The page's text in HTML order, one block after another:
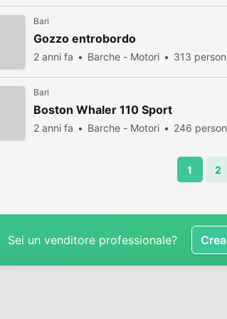
Bari
Gozzo entrobordo
2 anni fa Barche - Motori 313
Bari
Boston Whaler 110 Sport
2 anni fa Barche - Motori 246
1 2
Sei un venditore professionale?